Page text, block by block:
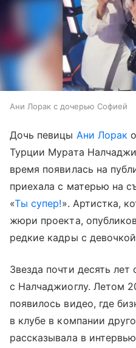
Ани Лорак с дочерью Софией
Дочь певицы Ани Лорак
Турции Мурата
время появилась на
приехала с матерью на
«Ты супер!». Артистка,
жюри проекта,
редкие кадры с
Звезда почти десять лет
с Налчаджиоглу. Летом
появилось видео, где
в клубе в компании
рассказывала в